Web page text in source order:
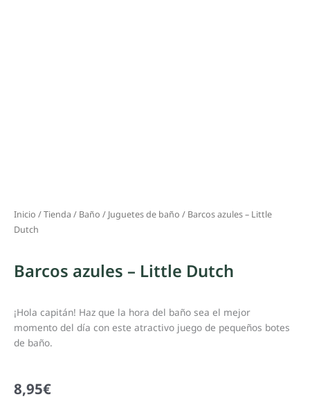
Inicio /Tienda / Baño / Juguetes de baño / Barcos azules – Little
Dutch
Barcos azules – Little Dutch
¡Hola capitán! Haz que la hora del baño sea el mejor
momento del día con este atractivo juego de pequeños botes
de baño.
8,95€